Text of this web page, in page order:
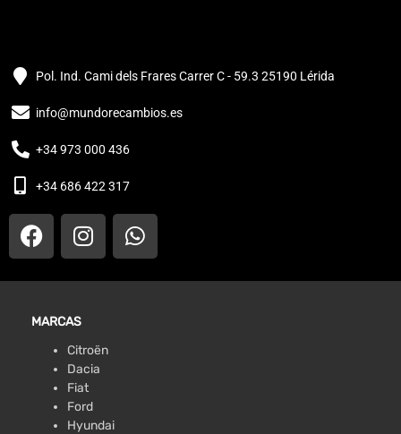
Pol. Ind. Cami dels Frares Carrer C - 59.3 25190 Lérida
info@mundorecambios.es
+34 973 000 436
+34 686 422 317
MARCAS
Citroën
Dacia
Fiat
Ford
Hyundai